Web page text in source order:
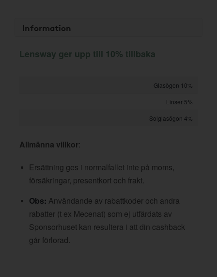
Information
Lensway ger upp till 10% tillbaka
Glasögon 10%
Linser 5%
Solglasögon 4%
Allmänna villkor:
Ersättning ges i normalfallet inte på moms,
försäkringar, presentkort och frakt.
Obs: Användande av rabattkoder och andra
rabatter (t ex Mecenat) som ej utfärdats av
Sponsorhuset kan resultera i att din cashback
går förlorad.